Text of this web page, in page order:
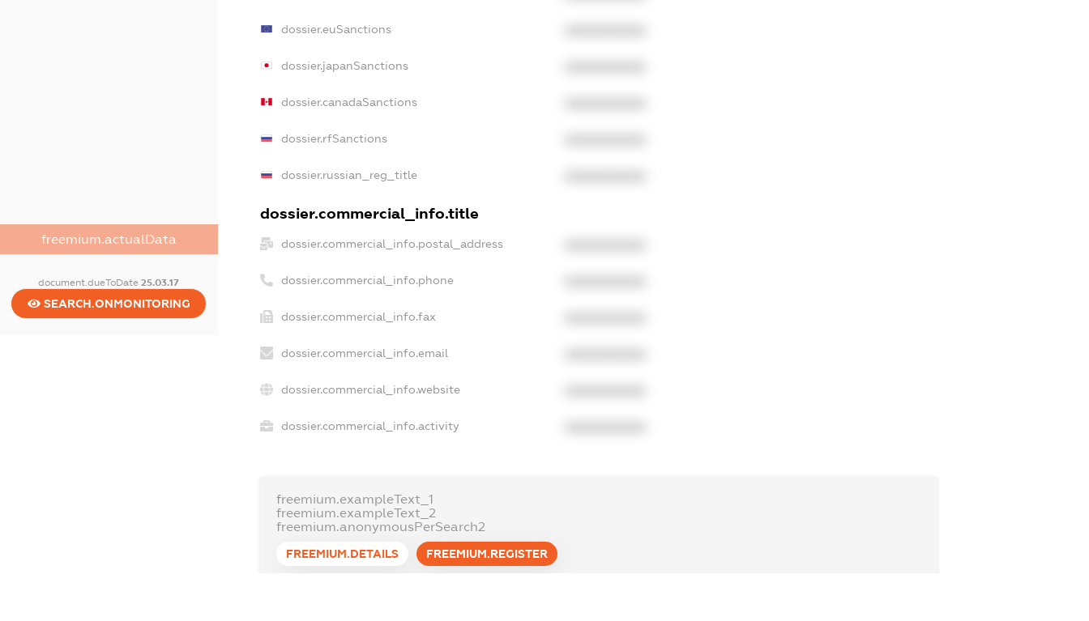
freemium.actualData
document.dueToDate25.03.17
SEARCH.ONMONITORING
dossier.euSanctions
dossier.japanSanctions
dossier.canadaSanctions
dossier.rfSanctions
dossier.russian_reg_title
dossier.commercial_info.title
dossier.commercial_info.postal_address
dossier.commercial_info.phone
dossier.commercial_info.fax
dossier.commercial_info.email
dossier.commercial_info.website
dossier.commercial_info.activity
freemium.exampleText_1
freemium.exampleText_2
freemium.anonymousPerSearch2
FREEMIUM.DETAILS FREEMIUM.REGISTER